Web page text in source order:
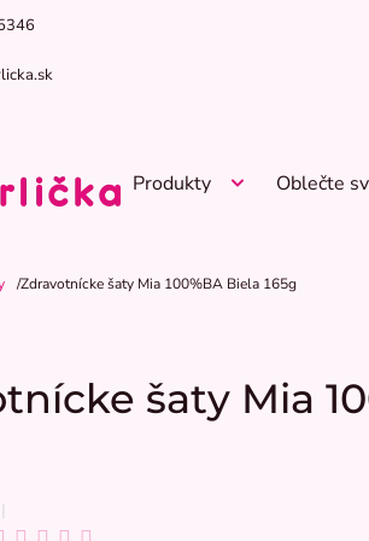
Produkty Oblečte
Zdravotnícke šaty Mia 100%BA Biela 165g
šaty Mia